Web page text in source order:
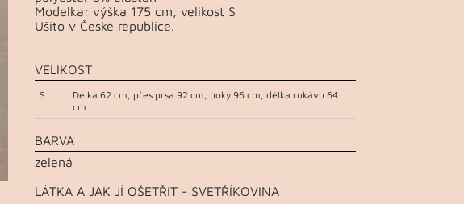
Modelka: výška 175 cm, velikost S
Ušito v České republice.
VELIKOST
S
Délka 62 cm, přes prsa 92 cm, boky 96 cm, délka rukávu 64
cm
BARVA
zelená
LÁTKA A JAK JÍ OŠETŘIT - SVETŘÍKOVINA